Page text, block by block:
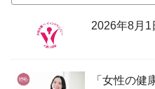
2026年8月1
「女性の健